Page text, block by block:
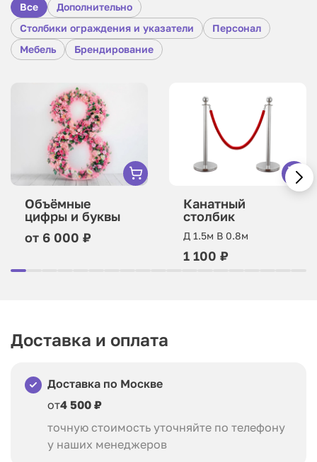
Все
Дополнительно
Столбики ограждения и указатели
Персонал
Мебель
Брендирование
Объёмные
цифры и буквы
от 6 000 ₽
Канатный
столбик
Д 1.5м В 0.8м
1 100 ₽
Доставка и оплата
Доставка по Москве
от4 500 ₽
точную стоимость уточняйте по телефону
у наших менеджеров